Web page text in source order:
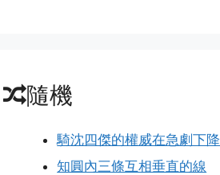
隨機
騎沈四傑的權威在急劇下降
知圓內三條互相垂直的線